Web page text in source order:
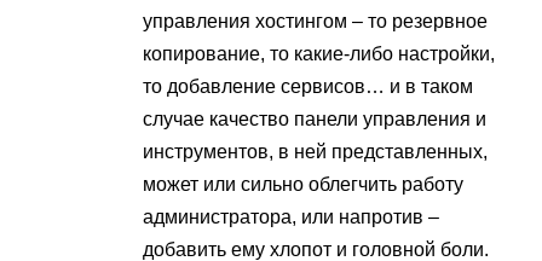
управления хостингом – то резервное
копирование, то какие-либо настройки,
то добавление сервисов… и в таком
случае качество панели управления и
инструментов, в ней представленных,
может или сильно облегчить работу
администратора, или напротив –
добавить ему хлопот и головной боли.